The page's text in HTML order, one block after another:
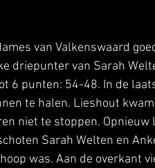
van Valkenswaard
driepunter van Sarah
6 punten: 54-48. In de
te halen. Lieshout
niet te stoppen.
Sarah Welten en
was. Aan de overkant